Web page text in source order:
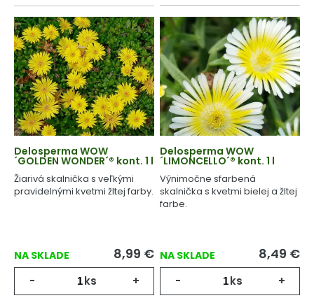
Delosperma WOW
´GOLDEN WONDER´® kont. 1 l
Žiarivá skalnička s veľkými
pravidelnými kvetmi žltej farby.
NA SKLADE 8,99 €
- ks +
Delosperma WOW
´LIMONCELLO´® kont. 1 l
Výnimočne sfarbená
skalnička s kvetmi bielej a žltej
farbe.
NA SKLADE 8,49 €
- ks +